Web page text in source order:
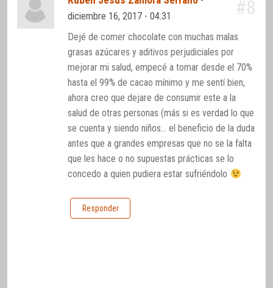
diciembre 16, 2017 - 04:31
#8
Dejé de comer chocolate con muchas malas
grasas azúcares y aditivos perjudiciales por
mejorar mi salud, empecé a tomar desde el 70%
hasta el 99% de cacao mínimo y me sentí bien,
ahora creo que dejare de consumir este a la
salud de otras personas (más si es verdad lo que
se cuenta y siendo niños… el beneficio de la duda
antes que a grandes empresas que no se la falta
que les hace o no supuestas prácticas se lo
concedo a quien pudiera estar sufriéndolo
Responder